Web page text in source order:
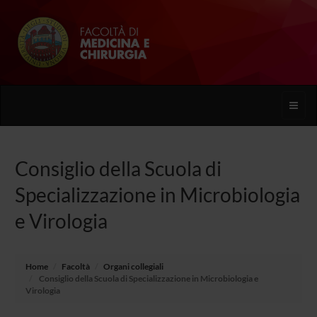
Toggle
Consiglio della Scuola di
Specializzazione in Microbiologia
e Virologia
Home Facoltà
Organi collegiali
Consiglio della Scuola di Specializzazione in Microbiologia e
Virologia